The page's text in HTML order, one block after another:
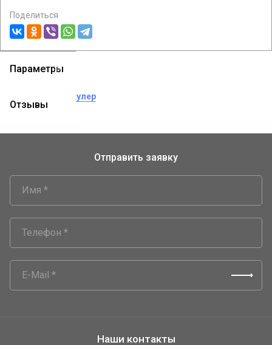
Поделиться
Параметры
Отзывы
кулер
Отправить заявку
Наши контакты